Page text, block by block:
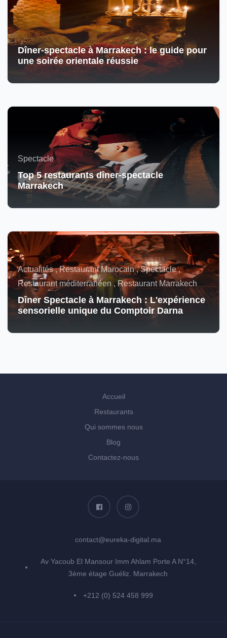
Dîner-spectacle à Marrakech : le guide pour
une soirée orientale réussie
Spectacle
Top 5 restaurants dîner-spectacle
Marrakech
Actualités , Restaurant Marocain , Spectacle ,
Restaurant méditerranéen , Restaurant Marrakech
Dîner Spectacle à Marrakech : L'expérience
sensorielle unique du Comptoir Darna
Accueil
Restaurants
Qui sommes nous
Blog
Contactez-nous
contact@eureka-digital.ma
Av Yacoub El Mansour Imm Ahlam Porte A N°14,
3ème étage Guéliz. Marrakech
+212 (0) 524 458 999